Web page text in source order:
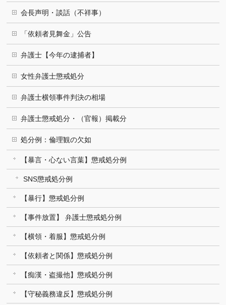
会長声明・談話（不祥事）
「依頼者見舞金」公告
弁護士【今年の逮捕者】
女性弁護士懲戒処分
弁護士横領事件判決の相場
弁護士懲戒処分・（官報）掲載分
処分例：倫理観の欠如
【暴言・心ない言葉】懲戒処分例
SNS懲戒処分例
【暴行】懲戒処分例
【事件放置】 弁護士懲戒処分例
【横領・着服】懲戒処分例
【依頼者と関係】懲戒処分例
【痴漢・盗撮他】懲戒処分例
【守秘義務違反】懲戒処分例